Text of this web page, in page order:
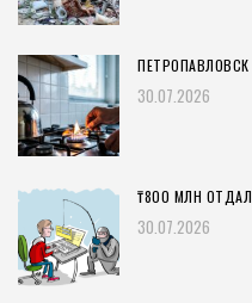
30.07.2026
₸800 МЛН
30.07.2026